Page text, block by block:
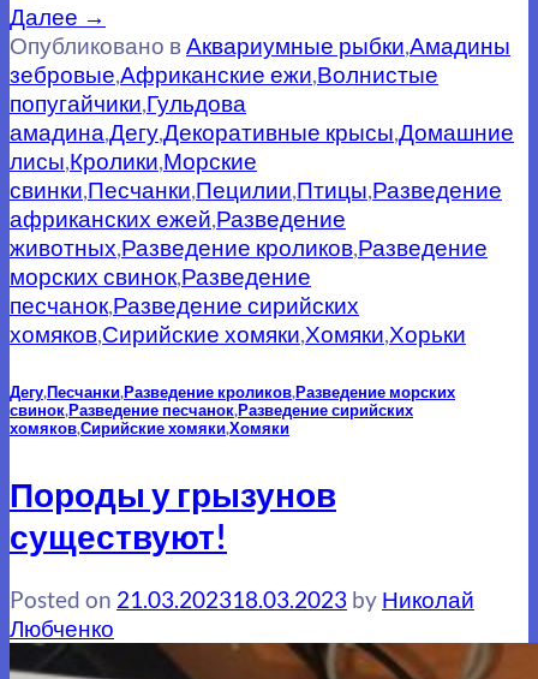
Далее →
Опубликовано вАквариумные рыбки,Амадины
зебровые,Африканские ежи,Волнистые
попугайчики,Гульдова
амадина,Дегу,Декоративные крысы,Домашние
лисы,Кролики,Морские
свинки,Песчанки,Пецилии,Птицы,Разведение
африканских ежей,Разведение
животных,Разведение кроликов,Разведение
морских свинок,Разведение
песчанок,Разведение сирийских
хомяков,Сирийские хомяки,Хомяки,Хорьки
Дегу,Песчанки,Разведение кроликов,Разведение морских
свинок,Разведение песчанок,Разведение сирийских
хомяков,Сирийские хомяки,Хомяки
Породы у грызунов
существуют!
Posted on 21.03.202318.03.2023 by Николай
Любченко